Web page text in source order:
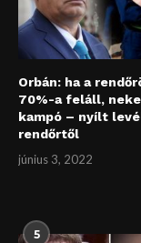
Orbán: ha a
70%-a feláll,
kampó – nyílt
rendőrtől
június 3, 2022
5